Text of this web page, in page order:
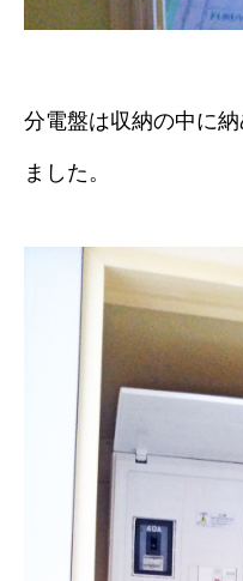
分電盤は収納の中に
ました。